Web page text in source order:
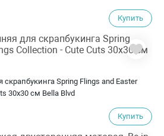
Купить
скрапбукинга Spring Flings and Easter
30х30 см Bella Blvd
Купить